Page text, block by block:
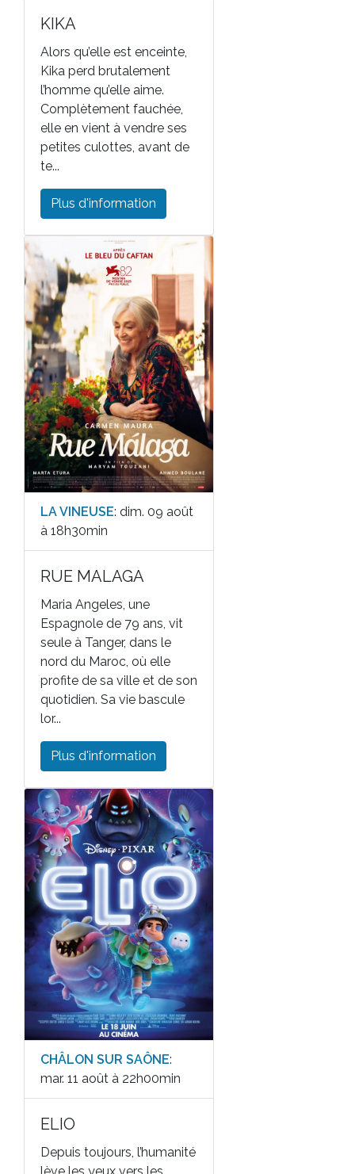
KIKA
Alors qu’elle est enceinte,
Kika perd brutalement
l’homme qu’elle aime.
Complètement fauchée,
elle en vient à vendre ses
petites culottes, avant de
te...
Plus d'information
LA VINEUSE: dim. 09 août
à 18h30min
RUE MALAGA
Maria Angeles, une
Espagnole de 79 ans, vit
seule à Tanger, dans le
nord du Maroc, où elle
profite de sa ville et de son
quotidien. Sa vie bascule
lor...
Plus d'information
CHÂLON SUR SAÔNE:
mar. 11 août à 22h00min
ELIO
Depuis toujours, l’humanité